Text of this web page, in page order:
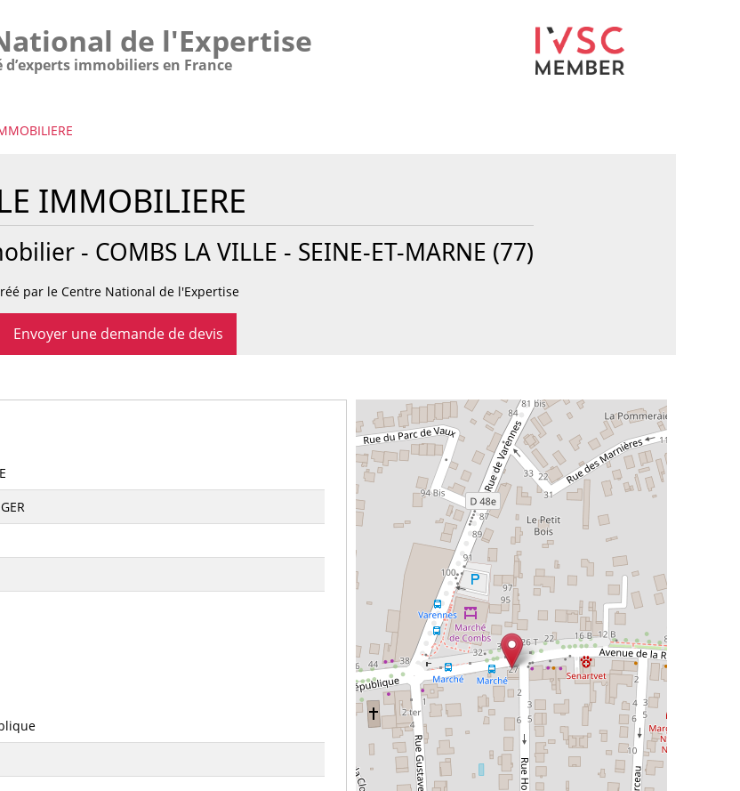
de l'Expertise
d’experts immobiliers en France
IMMOBILIERE
- COMBS LA VILLE - SEINE-ET-MARNE (77)
par le Centre National de l'Expertise
Envoyer une demande de devis